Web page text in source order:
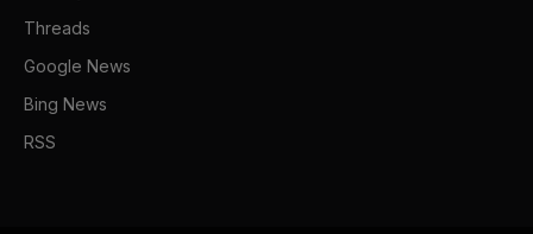
Threads
Google News
Bing News
RSS